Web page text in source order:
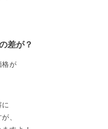
差が？
格が
、